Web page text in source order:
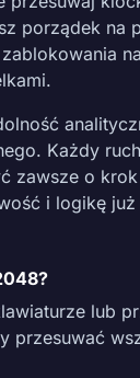
porządek na
Każdy
zawsze o
i logikę już
lub
przesuwać